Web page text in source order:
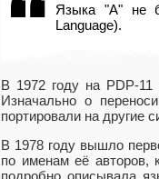
Языка "A" не
Language).
В 1972 году на PDP-
Изначально о
портировали на другие
В 1978 году вышло
по именам её авторов,
подробно описывала